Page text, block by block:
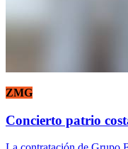
ZMG
Concierto patrio